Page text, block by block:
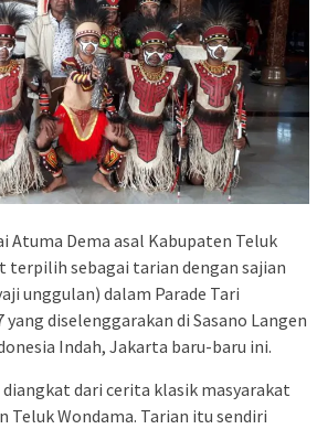
Atuma Dema asal Kabupaten Teluk
terpilih sebagai tarian dengan sajian
unggulan) dalam Parade Tari
diselenggarakan di Sasano Langen
Indah, Jakarta baru-baru ini.
diangkat dari cerita klasik masyarakat
Teluk Wondama. Tarian itu sendiri